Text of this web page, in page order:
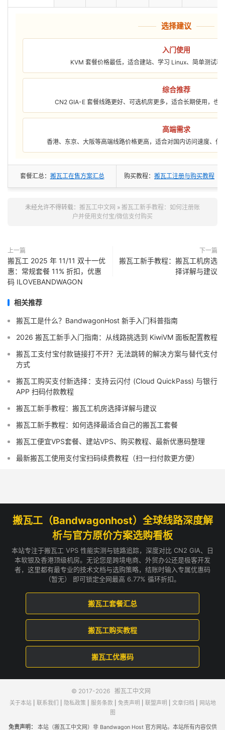
选择建议
入门使用
KVM 套餐价格最低，适合建站、学习 Linux、简单测试和
综合推荐
CN2 GIA-E 套餐线路更好、可选机房更多，适合长期使用，也
高端需求
香港、东京、大阪等高端线路价格更高，适合对国内访问速度、低
套餐汇总： 搬瓦工在售方案汇总 购买教程： 搬瓦工注册与购买教程
未经允许不得转载： 搬瓦工中文网 » 搬瓦工新手教程：如何注册账
户并使用支付宝/微信支付购买
上一篇
搬瓦工 2025 年 11/11 双十一优
惠：常规套餐 11% 折扣，优惠
码 ILOVEBANDWAGON
下一篇
搬瓦工新手教程：搬瓦工机房选
择详解与建议
相关推荐
搬瓦工是什么？BandwagonHost 新手入门科普指南
2026 搬瓦工新手入门指南：从线路挑选到 KiwiVM 面板配置教程
搬瓦工支付宝付款链接打不开？无法跳转的解决方案与替代支付
方式
搬瓦工购买支付新选择：支持云闪付 (Cloud QuickPass) 与银行
APP 扫码付款教程
搬瓦工新手教程：搬瓦工机房选择详解与建议
搬瓦工新手教程：如何选择最适合自己的搬瓦工套餐
搬瓦工便宜VPS套餐、建站VPS、购买教程、最新优惠码整理
最新搬瓦工使用支付宝扫码续费教程（扫一扫付款更方便）
搬瓦工（Bandwagonhost）全球线路深度解
析与官方原价方案选购看板
本站专注于搬瓦工 VPS 性能实测与链路追踪，深度对比 CN2 GIA、日
本软银及香港顶级机房。无论您是跨境电商、外贸办公还是极客开发
者，这里都有最专业的技术文档与选购策略，结账时输入专属优惠码
（暂无） 即可锁定全网最高 6.77% 循环折扣。
搬瓦工套餐汇总
搬瓦工购买教程
搬瓦工优惠码
© 2017-2026 搬瓦工中文网
关于本站| 联系我们 隐私政策 服务条款 免责声明 联盟声明 文章归档
网站地
图
免责声明： 本站（搬瓦工中文网）非 Bandwagon Host 官方网站。本站所有内容仅供